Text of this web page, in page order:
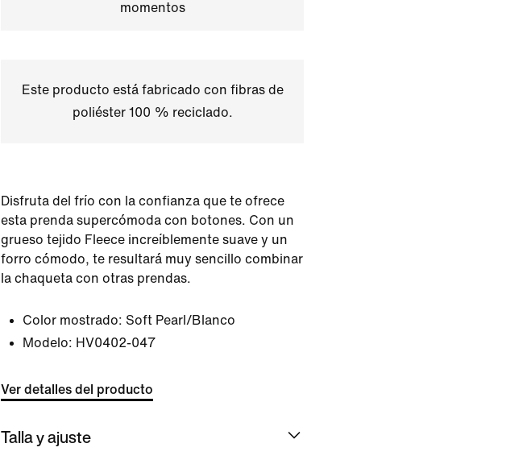
momentos
Este producto está fabricado con fibras de
poliéster 100 % reciclado.
Disfruta del frío con la confianza que te ofrece
esta prenda supercómoda con botones. Con un
grueso tejido Fleece increíblemente suave y un
forro cómodo, te resultará muy sencillo combinar
la chaqueta con otras prendas.
Color mostrado: Soft Pearl/Blanco
Modelo: HV0402-047
Ver detalles del producto
Talla y ajuste